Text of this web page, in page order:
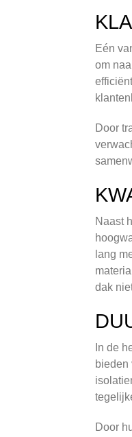
Eén
om
Door
Naast
lang
dak
In de
bieden
Door